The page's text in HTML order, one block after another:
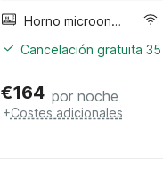
Horno microondas
Cancelación gratuita
€164 por noche
+Costes adicionales